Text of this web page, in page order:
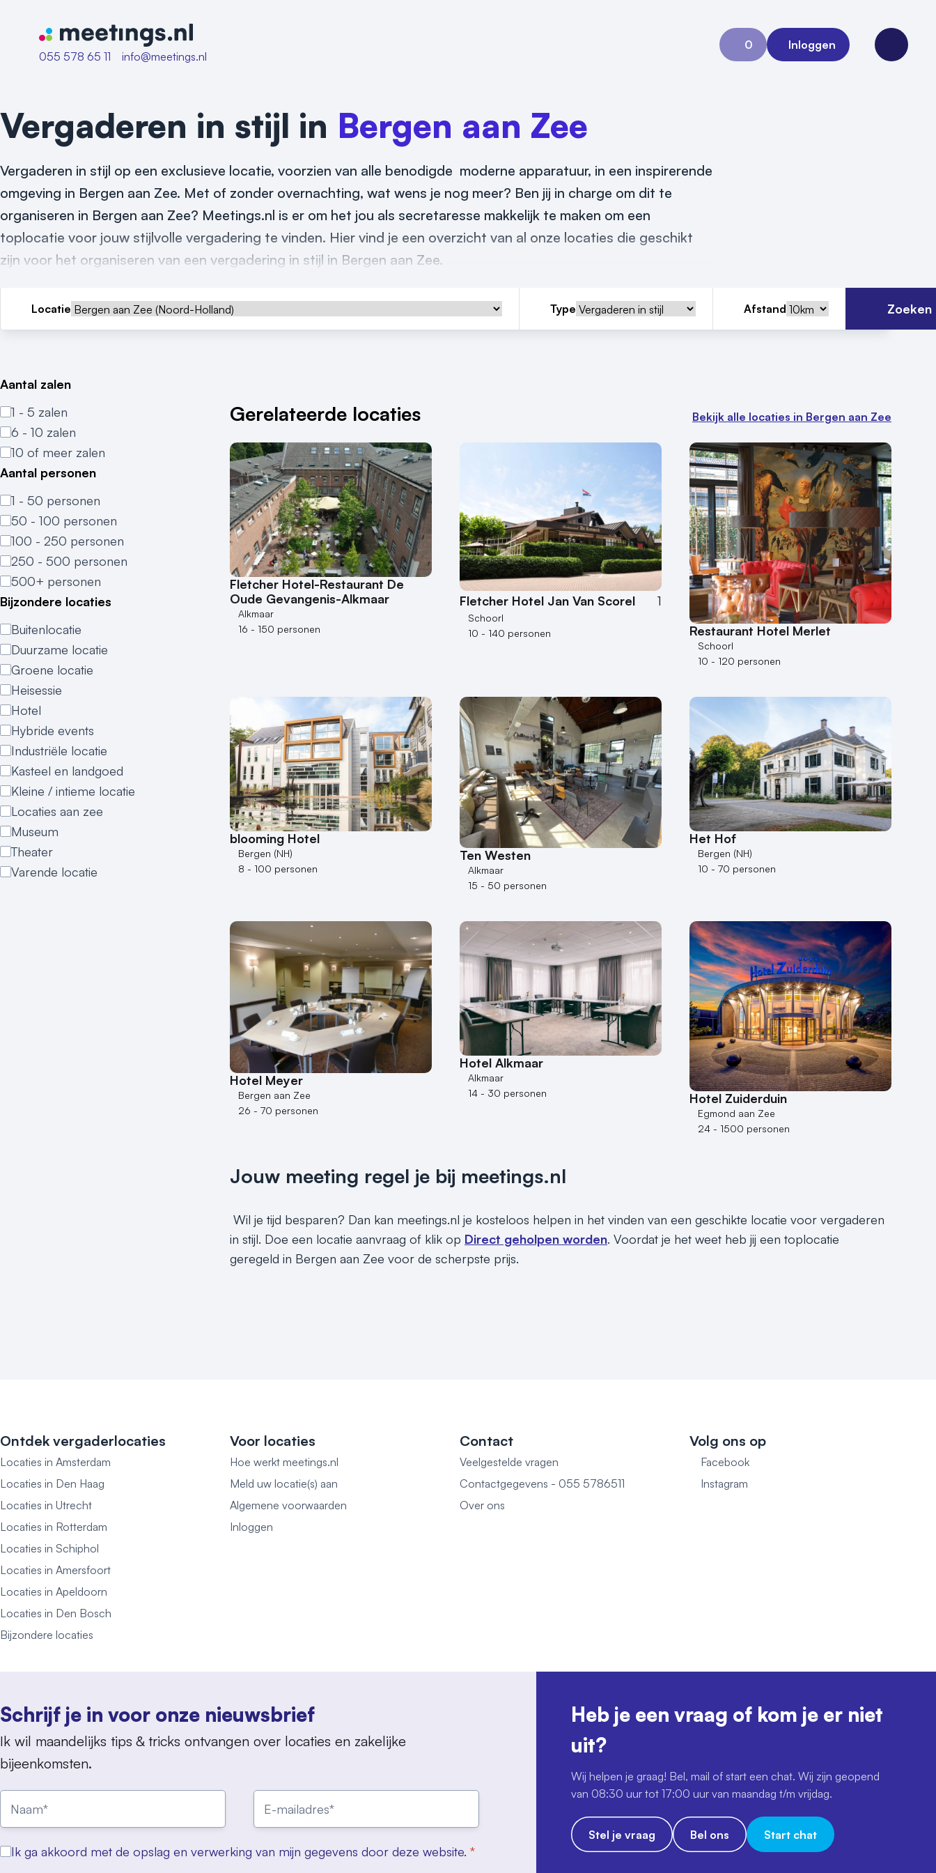
Naar home van Meetings
055 578 65 11
info@meetings.nl
0
Aanvraag 0
Inloggen
Open
Vergaderen in stijl in Bergen aan Zee
Vergaderen in stijl op een exclusieve locatie, voorzien van alle benodigde moderne apparatuur, in een inspirerende
omgeving in Bergen aan Zee. Met of zonder overnachting, wat wens je nog meer? Ben jij in charge om dit te
organiseren in Bergen aan Zee? Meetings.nl is er om het jou als secretaresse makkelijk te maken om een
toplocatie voor jouw stijlvolle vergadering te vinden. Hier vind je een overzicht van al onze locaties die geschikt
zijn voor het organiseren van een vergadering in stijl in Bergen aan Zee.
Locatie Type Afstand Zoeken
Aantal zalen
1 - 5 zalen
6 - 10 zalen
10 of meer zalen
Aantal personen
1 - 50 personen
50 - 100 personen
100 - 250 personen
250 - 500 personen
500+ personen
Bijzondere locaties
Buitenlocatie
Duurzame locatie
Groene locatie
Heisessie
Hotel
Hybride events
Industriële locatie
Kasteel en landgoed
Kleine / intieme locatie
Locaties aan zee
Museum
Theater
Varende locatie
Gerelateerde locaties Bekijk alle locaties in Bergen aan Zee
Fletcher Hotel-Restaurant De
Oude Gevangenis-Alkmaar
Alkmaar
16 - 150 personen
Fletcher Hotel Jan Van Scorel 1
Schoorl
10 - 140 personen
Restaurant Hotel Merlet
Schoorl
10 - 120 personen
blooming Hotel
Bergen (NH)
8 - 100 personen
Ten Westen
Alkmaar
15 - 50 personen
Het Hof
Bergen (NH)
10 - 70 personen
Hotel Meyer
Bergen aan Zee
26 - 70 personen
Hotel Alkmaar
Alkmaar
14 - 30 personen
Hotel Zuiderduin
Egmond aan Zee
24 - 1500 personen
Jouw meeting regel je bij meetings.nl
Wil je tijd besparen? Dan kan meetings.nl je kosteloos helpen in het vinden van een geschikte locatie voor vergaderen
in stijl. Doe een locatie aanvraag of klik op Direct geholpen worden. Voordat je het weet heb jij een toplocatie
geregeld in Bergen aan Zee voor de scherpste prijs.
Ontdek vergaderlocaties
Locaties in Amsterdam
Locaties in Den Haag
Locaties in Utrecht
Locaties in Rotterdam
Locaties in Schiphol
Locaties in Amersfoort
Locaties in Apeldoorn
Locaties in Den Bosch
Bijzondere locaties
Voor locaties
Hoe werkt meetings.nl
Meld uw locatie(s) aan
Algemene voorwaarden
Inloggen
Contact
Veelgestelde vragen
Contactgegevens - 055 5786511
Over ons
Volg ons op
Facebook
Instagram
Schrijf je in voor onze nieuwsbrief
Ik wil maandelijks tips & tricks ontvangen over locaties en zakelijke
bijeenkomsten.
Ik ga akkoord met de opslag en verwerking van mijn gegevens door deze website. *
Heb je een vraag of kom je er niet
uit?
Wij helpen je graag! Bel, mail of start een chat. Wij zijn geopend
van 08:30 uur tot 17:00 uur van maandag t/m vrijdag.
Stel je vraag Bel ons Start chat